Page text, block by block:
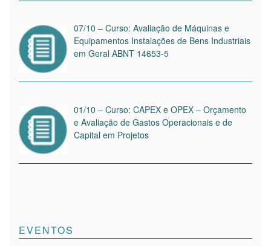
07/10 – Curso: Avaliação de Máquinas e
Equipamentos Instalações de Bens Industriais
em Geral ABNT 14653-5
01/10 – Curso: CAPEX e OPEX – Orçamento
e Avaliação de Gastos Operacionais e de
Capital em Projetos
EVENTOS